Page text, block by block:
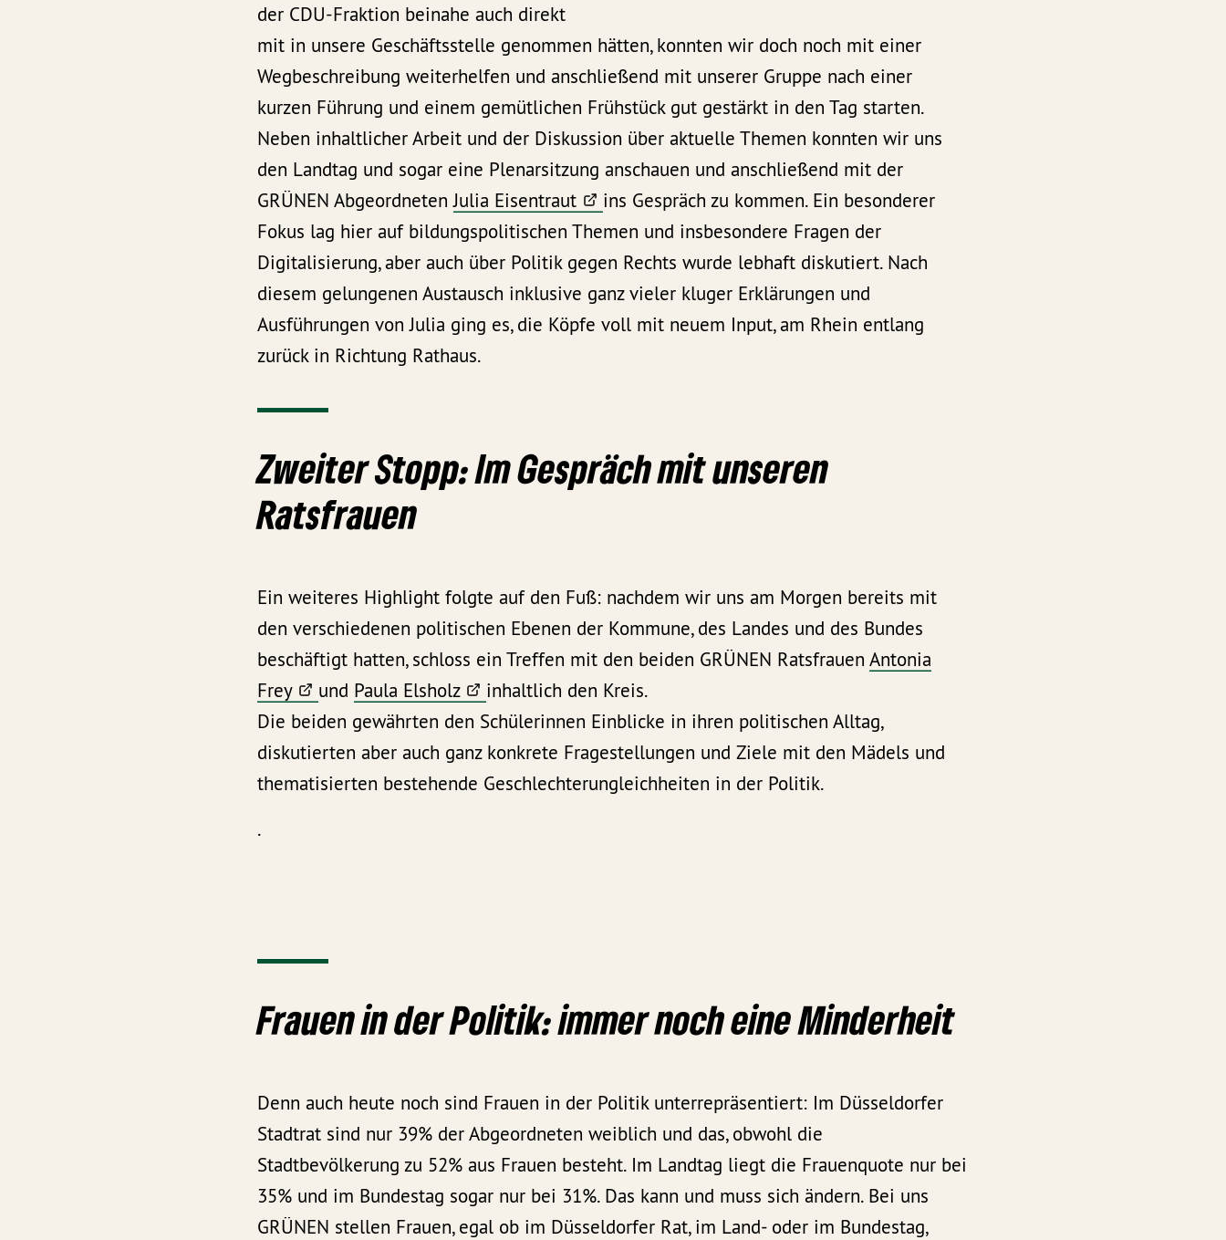
der CDU-Fraktion beinahe auch direkt
mit in unsere Geschäftsstelle genommen hätten, konnten wir doch noch mit einer
Wegbeschreibung weiterhelfen und anschließend mit unserer Gruppe nach einer
kurzen Führung und einem gemütlichen Frühstück gut gestärkt in den Tag starten.
Neben inhaltlicher Arbeit und der Diskussion über aktuelle Themen konnten wir uns
den Landtag und sogar eine Plenarsitzung anschauen und anschließend mit der
GRÜNEN AbgeordnetenJulia Eisentraut
ins Gespräch zu kommen. Ein besonderer
Fokus lag hier auf bildungspolitischen Themen und insbesondere Fragen der
Digitalisierung, aber auch über Politik gegen Rechts wurde lebhaft diskutiert. Nach
diesem gelungenen Austausch inklusive ganz vieler kluger Erklärungen und
Ausführungen von Julia ging es, die Köpfe voll mit neuem Input, am Rhein entlang
zurück in Richtung Rathaus.
Zweiter Stopp: Im Gespräch mit unseren
Ratsfrauen
Ein weiteres Highlight folgte auf den Fuß: nachdem wir uns am Morgen bereits mit
den verschiedenen politischen Ebenen der Kommune, des Landes und des Bundes
beschäftigt hatten, schloss ein Treffen mit den beiden GRÜNEN RatsfrauenAntonia
Frey
und Paula Elsholz
inhaltlich den Kreis.
Die beiden gewährten den Schülerinnen Einblicke in ihren politischen Alltag,
diskutierten aber auch ganz konkrete Fragestellungen und Ziele mit den Mädels und
thematisierten bestehende Geschlechterungleichheiten in der Politik.
.
Frauen in der Politik: immer noch eine Minderheit
Denn auch heute noch sind Frauen in der Politik unterrepräsentiert: Im Düsseldorfer
Stadtrat sind nur 39% der Abgeordneten weiblich und das, obwohl die
Stadtbevölkerung zu 52% aus Frauen besteht. Im Landtag liegt die Frauenquote nur bei
35% und im Bundestag sogar nur bei 31%. Das kann und muss sich ändern. Bei uns
GRÜNEN stellen Frauen, egal ob im Düsseldorfer Rat, im Land- oder im Bundestag,